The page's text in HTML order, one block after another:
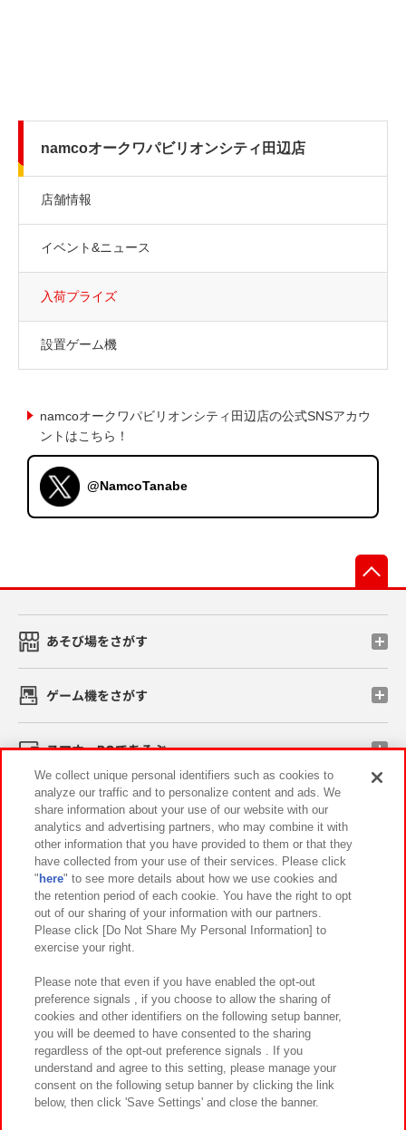
namcoオークワパビリオンシティ田辺店
店舗情報
イベント&ニュース
入荷プライズ
設置ゲーム機
namcoオークワパビリオンシティ田辺店の公式SNSアカウ
ントはこちら！
@NamcoTanabe
あそび場をさがす
ゲーム機をさがす
スマホ・PCであそぶ
イベント・キャンペーン
関連会社 サステナビリティ サイトポリシー
プライバシーポリシー ウェブアクセシビリティ方針と検証結果
お取引先さまとともに
カスタマーハラスメント対応方針 よくあるご質問・お問い合わせ
©Bandai Namco Amusement Inc.
We collect unique personal identifiers such as cookies to
analyze our traffic and to personalize content and ads. We
share information about your use of our website with our
analytics and advertising partners, who may combine it with
other information that you have provided to them or that they
have collected from your use of their services. Please click
" here" to see more details about how we use cookies and
the retention period of each cookie. You have the right to opt
out of our sharing of your information with our partners.
Please click [Do Not Share My Personal Information] to
exercise your right.
Please note that even if you have enabled the opt-out
preference signals , if you choose to allow the sharing of
cookies and other identifiers on the following setup banner,
you will be deemed to have consented to the sharing
regardless of the opt-out preference signals . If you
understand and agree to this setting, please manage your
consent on the following setup banner by clicking the link
below, then click 'Save Settings' and close the banner.